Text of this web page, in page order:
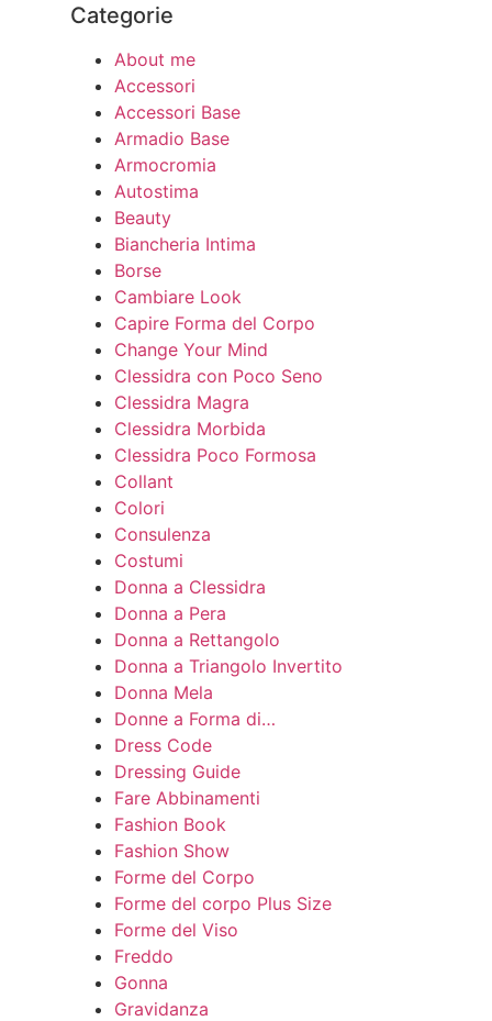
Categorie
About me
Accessori
Accessori Base
Armadio Base
Armocromia
Autostima
Beauty
Biancheria Intima
Borse
Cambiare Look
Capire Forma del Corpo
Change Your Mind
Clessidra con Poco Seno
Clessidra Magra
Clessidra Morbida
Clessidra Poco Formosa
Collant
Colori
Consulenza
Costumi
Donna a Clessidra
Donna a Pera
Donna a Rettangolo
Donna a Triangolo Invertito
Donna Mela
Donne a Forma di…
Dress Code
Dressing Guide
Fare Abbinamenti
Fashion Book
Fashion Show
Forme del Corpo
Forme del corpo Plus Size
Forme del Viso
Freddo
Gonna
Gravidanza